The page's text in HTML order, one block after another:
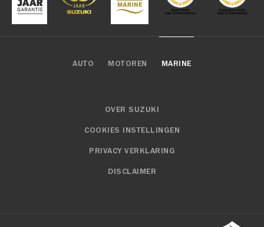
AUTO MOTOREN MARINE
OVER SUZUKI
COOKIES INSTELLINGEN
PRIVACY VERKLARING
DISCLAIMER